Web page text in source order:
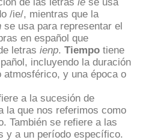
/ie/, mientras que la
se usa para representar el
en español que
letras ienp Tiempo tiene
incluyendo la duración
y una época o
a la sucesión de
la que nos referimos como
También se refiere a las
y a un período específico.